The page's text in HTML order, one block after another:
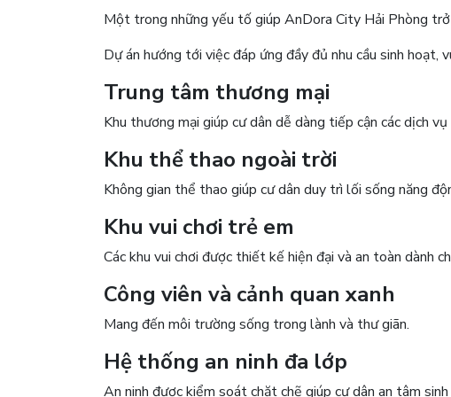
Một trong những yếu tố giúp AnDora City Hải Phòng
Dự án hướng tới việc đáp ứng đầy đủ nhu cầu sinh hoạt,
Trung tâm thương mại
Khu thương mại giúp cư dân dễ dàng tiếp cận các dịch
Khu thể thao ngoài trời
Không gian thể thao giúp cư dân duy trì lối sống năng
Khu vui chơi trẻ em
Các khu vui chơi được thiết kế hiện đại và an toàn dành
Công viên và cảnh quan xanh
Mang đến môi trường sống trong lành và thư giãn.
Hệ thống an ninh đa lớp
An ninh được kiểm soát chặt chẽ giúp cư dân an tâm